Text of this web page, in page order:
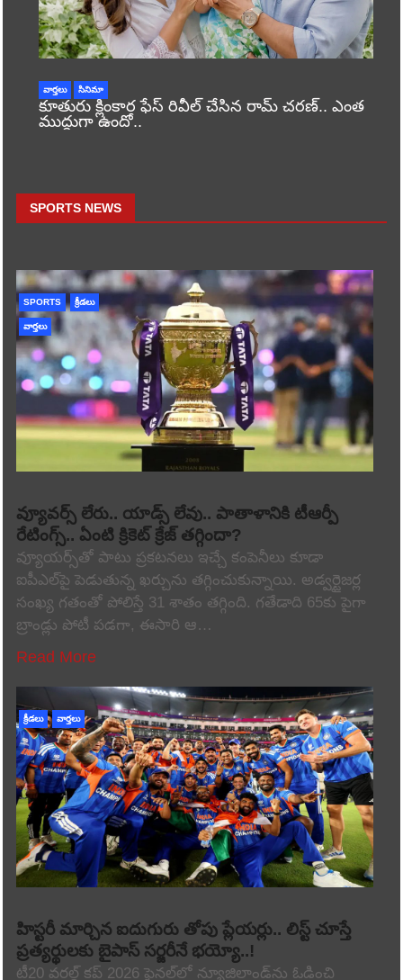
వార్తలు సినిమా
కూతురు క్లింకార ఫేస్ రివీల్ చేసిన రామ్ చరణ్.. ఎంత
ముద్దుగా ఉందో..
SPORTS NEWS
SPORTS క్రీడలు
వార్తలు
వ్యూవర్స్ లేరు.. యాడ్స్ లేవు.. పాతాళానికి టీఆర్పీ
రేటింగ్స్.. ఏంటి క్రికెట్ క్రేజ్ తగ్గిందా?
వ్యూయర్స్‌తో పాటు ప్రకటనలు ఇచ్చే కంపెనీలు కూడా
ఐపీఎల్‌పై పెడుతున్న ఖర్చును తగ్గించుకున్నాయి. అడ్వర్టైజర్ల
సంఖ్య గతంతో పోలిస్తే 31 శాతం తగ్గింది. గతేడాది 65కు పైగా
బ్రాండ్లు పోటీ పడగా, ఈసారి ఆ…
Read More
క్రీడలు వార్తలు
హిస్టరీ మార్చిన ఐదుగురు తోపు ప్లేయర్లు.. లిస్ట్ చూస్తే
ప్రత్యర్థులకు బైపాస్ సర్జరీనే భయ్యో..!
టీ20 వరల్డ్ కప్ 2026 ఫైనల్‌లో న్యూజిలాండ్‌ను ఓడించి